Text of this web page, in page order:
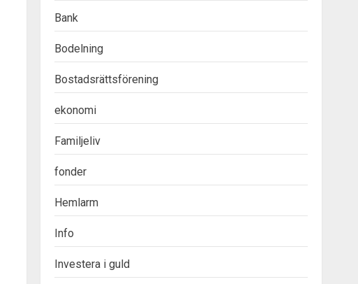
Bank
Bodelning
Bostadsrättsförening
ekonomi
Familjeliv
fonder
Hemlarm
Info
Investera i guld